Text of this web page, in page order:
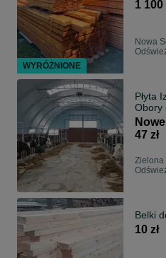
1 100
Nowa
Płyta
Obory
AGRO
Nowe
47 zł
Zielona
Belki
10 zł
WYRÓŻNIONE